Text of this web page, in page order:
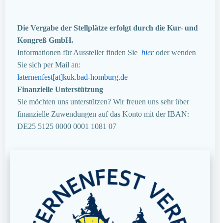
Die Vergabe der Stellplätze erfolgt durch die Kur- und
Kongreß GmbH.
Informationen für Aussteller finden Sie hieroder wenden
Sie sich per Mail an:
laternenfest[at]kuk.bad-homburg.de
Finanzielle Unterstützung
Sie möchten uns unterstützen? Wir freuen uns sehr über
finanzielle Zuwendungen auf das Konto mit der IBAN:
DE25 5125 0000 0001 1081 07